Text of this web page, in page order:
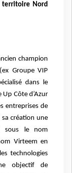
territoire Nord
champion
Groupe VIP
dans le
Up Côte d’Azur
entreprises de
sa création une
sous le nom
Virteem en
technologies
objectif de